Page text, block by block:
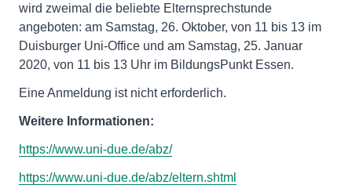
wird zweimal die beliebte Elternsprechstunde
angeboten: am Samstag, 26. Oktober, von 11 bis 13 im
Duisburger Uni-Office und am Samstag, 25. Januar
2020, von 11 bis 13 Uhr im BildungsPunkt Essen.
Eine Anmeldung ist nicht erforderlich.
Weitere Informationen:
https://www.uni-due.de/abz/
https://www.uni-due.de/abz/eltern.shtml